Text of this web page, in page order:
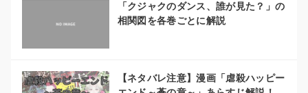
「クジャクのダンス、誰が見た？」の
相関図を各巻ごとに解説
【ネタバレ注意】漫画「虐殺ハッピー